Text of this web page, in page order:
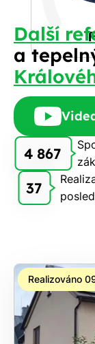
Telefon
E-
mail
Vám
zdarma
nárok.
Stačí
nám dát
vědět -
a nic Vás
Další
a
4 867
37
Realizováno